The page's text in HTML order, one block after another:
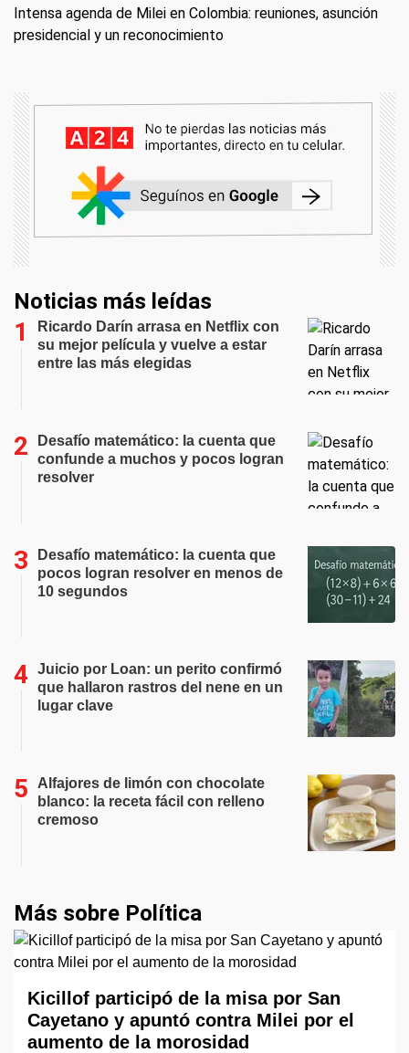
Intensa agenda de Milei en Colombia: reuniones, asunción
presidencial y un reconocimiento
Noticias más leídas
Ricardo Darín arrasa en Netflix con
su mejor película y vuelve a estar
entre las más elegidas
Desafío matemático: la cuenta que
confunde a muchos y pocos logran
resolver
Desafío matemático: la cuenta que
pocos logran resolver en menos de
10 segundos
Juicio por Loan: un perito confirmó
que hallaron rastros del nene en un
lugar clave
Alfajores de limón con chocolate
blanco: la receta fácil con relleno
cremoso
Más sobre Política
Kicillof participó de la misa por San
Cayetano y apuntó contra Milei por el
aumento de la morosidad